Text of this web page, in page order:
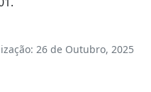
26 de Outubro, 2025